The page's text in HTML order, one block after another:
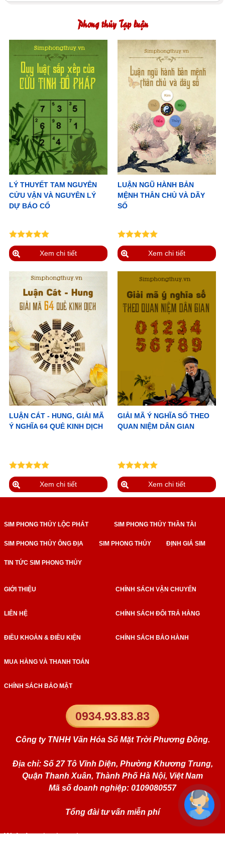
Phong thủy Tạp luận
LÝ THUYẾT TAM NGUYÊN
CỬU VẬN VÀ NGUYÊN LÝ
DỰ BÁO CỔ
Xem chi tiết
LUẬN NGŨ HÀNH BẢN
MỆNH THÂN CHỦ VÀ DÃY
SỐ
Xem chi tiết
LUẬN CÁT - HUNG, GIẢI MÃ
Ý NGHĨA 64 QUẺ KINH DỊCH
Xem chi tiết
GIẢI MÃ Ý NGHĨA SỐ THEO
QUAN NIỆM DÂN GIAN
Xem chi tiết
SIM PHONG THỦY LỘC PHÁT SIM PHONG THỦY THẦN TÀI
SIM PHONG THỦY ÔNG ĐỊA SIM PHONG THỦY ĐỊNH GIÁ SIM
TIN TỨC SIM PHONG THỦY
Website:simphongthuy.vn
0934.93.83.83
Công ty TNHH Văn Hóa Số Mặt Trời Phương Đông.
Địa chỉ: Số 27 Tô Vĩnh Diện, Phường Khương Trung,
Quận Thanh Xuân, Thành Phố Hà Nội, Việt Nam
Mã số doanh nghiệp: 0109080557
Tổng đài tư vấn miễn phí
GIỚI THIỆU
LIÊN HỆ
ĐIỀU KHOẢN & ĐIỀU KIỆN
MUA HÀNG VÀ THANH TOÁN
CHÍNH SÁCH BẢO MẬT
CHÍNH SÁCH VẬN CHUYỂN
CHÍNH SÁCH ĐỔI TRẢ HÀNG
CHÍNH SÁCH BẢO HÀNH